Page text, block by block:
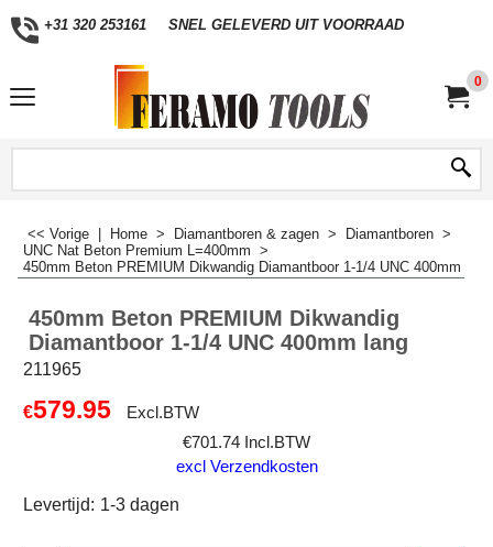
+31 320 253161 SNEL GELEVERD UIT VOORRAAD
0
<< Vorige Home > Diamantboren & zagen > Diamantboren >
UNC Nat Beton Premium L=400mm >
450mm Beton PREMIUM Dikwandig Diamantboor 1-1/4 UNC 400mm lang
450mm Beton PREMIUM Dikwandig
Diamantboor 1-1/4 UNC 400mm lang
211965
€579.95
Excl.BTW
€701.74 Incl.BTW
excl Verzendkosten
Levertijd: 1-3 dagen